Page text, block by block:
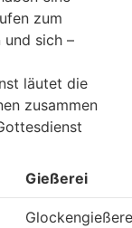
zum
und sich –
läutet die
zusammen
Gießerei